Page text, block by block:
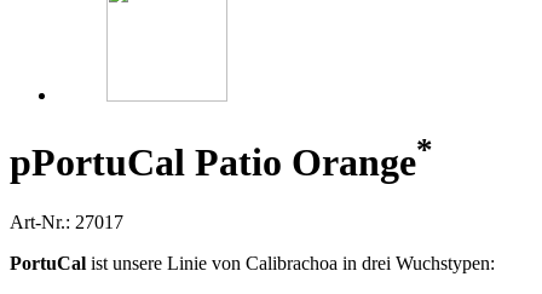
pPortuCal Patio Orange*
Art-Nr.: 27017
PortuCal ist unsere Linie von Calibrachoa in drei Wuchstypen: